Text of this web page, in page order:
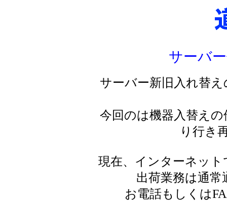
サーバ
サーバー新旧入れ替
今回のは機器入替え
り行き
現在、インターネッ
出荷業務は通
お電話もしくは